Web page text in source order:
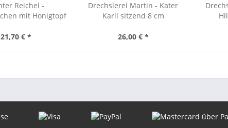
Reichel -
mit Honigtopf
21,70 € *
Drechslerei Martin - Kater
Karli sitzend 8 cm
26,00 € *